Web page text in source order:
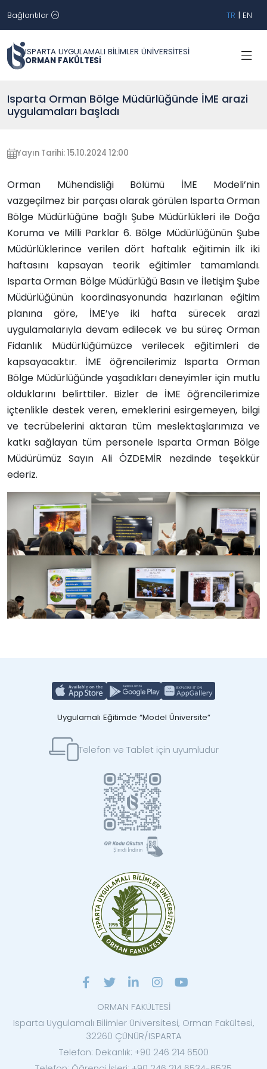
Bağlantılar TR | EN
ISPARTA UYGULAMALI BİLİMLER ÜNİVERSİTESİ
ORMAN FAKÜLTESİ
Isparta Orman Bölge Müdürlüğünde İME arazi
uygulamaları başladı
Yayın Tarihi: 15.10.2024 12:00
Orman Mühendisliği Bölümü İME Modeli’nin
vazgeçilmez bir parçası olarak görülen Isparta Orman
Bölge Müdürlüğüne bağlı Şube Müdürlükleri ile Doğa
Koruma ve Milli Parklar 6. Bölge Müdürlüğünün Şube
Müdürlüklerince verilen dört haftalık eğitimin ilk iki
haftasını kapsayan teorik eğitimler tamamlandı.
Isparta Orman Bölge Müdürlüğü Basın ve İletişim Şube
Müdürlüğünün koordinasyonunda hazırlanan eğitim
planına göre, İME’ye iki hafta sürecek arazi
uygulamalarıyla devam edilecek ve bu süreç Orman
Fidanlık Müdürlüğümüzce verilecek eğitimleri de
kapsayacaktır. İME öğrencilerimiz Isparta Orman
Bölge Müdürlüğünde yaşadıkları deneyimler için mutlu
olduklarını belirttiler. Bizler de İME öğrencilerimize
içtenlikle destek veren, emeklerini esirgemeyen, bilgi
ve tecrübelerini aktaran tüm meslektaşlarımıza ve
katkı sağlayan tüm personele Isparta Orman Bölge
Müdürümüz Sayın Ali ÖZDEMİR nezdinde teşekkür
ederiz.
Uygulamalı Eğitimde “Model Üniversite”
Telefon ve Tablet için uyumludur
ORMAN FAKÜLTESİ
Isparta Uygulamalı Bilimler Üniversitesi, Orman Fakültesi,
32260 ÇÜNÜR/ISPARTA
Telefon: Dekanlık: +90 246 214 6500